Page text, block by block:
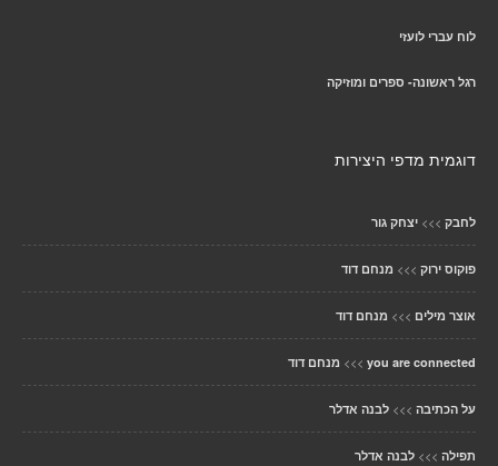
לוח עברי לועזי
רגל ראשונה- ספרים ומוזיקה
דוגמית מדפי היצירות
לחבק >>> יצחק גור
פוקוס ירוק >>> מנחם דוד
אוצר מילים >>> מנחם דוד
you are connected
>>> מנחם דוד
על הכתיבה >>> לבנה אדלר
תפילה >>> לבנה אדלר